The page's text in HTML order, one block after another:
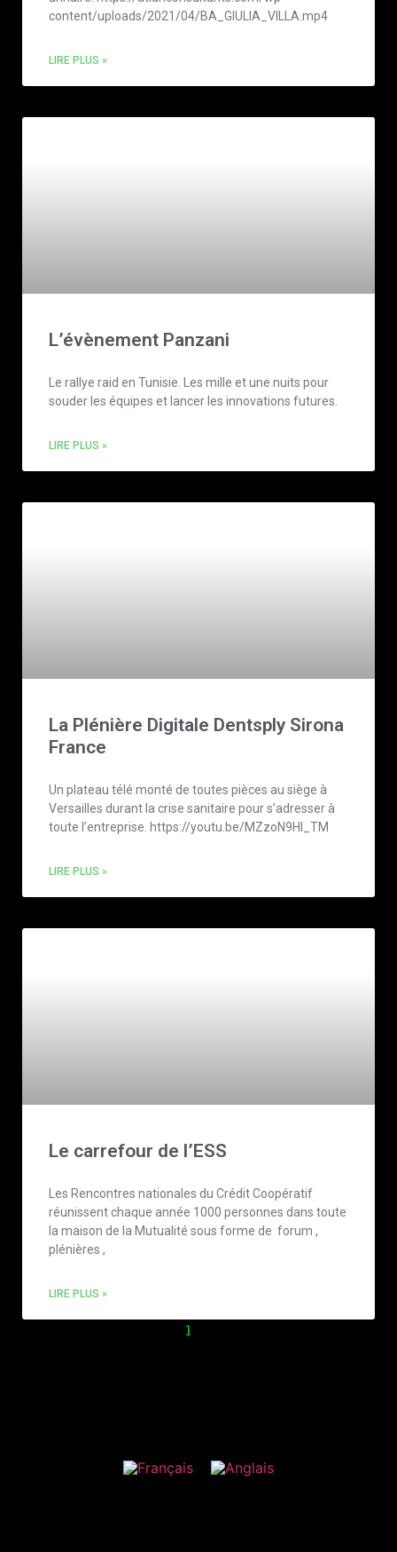
content/uploads/2021/04/BA_GIULIA_VILLA.mp4
LIRE PLUS »
L’évènement Panzani
Le rallye raid en Tunisie. Les mille et une nuits pour
souder les équipes et lancer les innovations futures.
LIRE PLUS »
La Plénière Digitale Dentsply Sirona
France
Un plateau télé monté de toutes pièces au siège à
Versailles durant la crise sanitaire pour s’adresser à
toute l’entreprise. https://youtu.be/MZzoN9HI_TM
LIRE PLUS »
Le carrefour de l’ESS
Les Rencontres nationales du Crédit Coopératif
réunissent chaque année 1000 personnes dans toute
la maison de la Mutualité sous forme de forum ,
plénières ,
LIRE PLUS »
1